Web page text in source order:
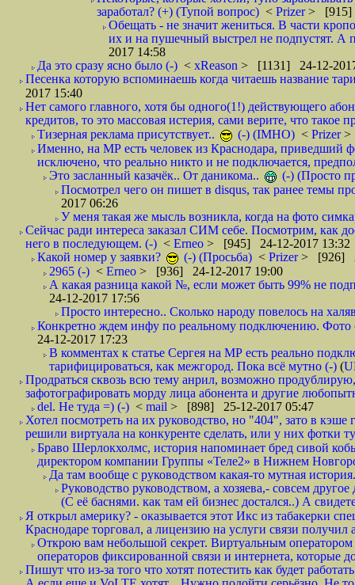
заработал? (+) (Тупой вопрос) < Prizer> [915]
Обещать - не значит жениться. В части
их и на пушечный выстрел не подпустят. А
2017 14:58
Да это сразу ясно было (-) < xReason > [1131] 24-12-
Песенка которую вспоминаешь когда читаешь название
2017 15:40
Нет самого главного, хотя бы одного(1!) действующего
кредитов, то это массовая истерия, сами верите, что такое
Тизерная реклама присутствует..
(-) (IMHO) < Prizer>
Именно, на МР есть человек из Краснодара, приведший
исключено, что реально никто и не подключается,
Это засланный казачёк.. От даникома..
(-) (Просто
Посмотрел чего он пишет в disqus, так ранее темы
2017 06:26
У меня такая же мысль возникла, когда на фото
Сейчас ради интереса заказал СИМ себе. Посмотрим, как
него в последующем. (-) < Erneo > [945] 24-12-2017 13:32
Какой номер у заявки?
(-) (Просьба) < Prizer> [926]
2965 (-) < Erneo > [936] 24-12-2017 19:00
А какая разница какой №, если может быть 99% не
24-12-2017 17:56
Просто интересно.. Сколько народу повелось на
Конкретно ждем инфу по реальному подключению. Фото
24-12-2017 17:23
В комментах к статье Сергея на МР есть реально
тарифицироваться, как межгород. Пока всё мутно (-) (
Продраться сквозь всю тему анрил, возможно
зафотографировать морду лица абонента и другие
del. Не туда =) (-) < mail > [898] 25-12-2017 05:47
Хотел посмотреть на их руководство, но "404", зато в
решили виртуала на конкуренте сделать, или у них фотки
Браво Шерлокхолмс, история напоминает бред сивой
директором компании Группы «Теле2» в Нижнем
Да там вообще с руководством какая-то мутная
Руководство руководством, а хозяева,- совсем
(С её баснями. как там ей бизнес достался..) А
Я открыл америку? - оказывается этот Икс из табакерки
Краснодаре торговал, а лицензию на услуги связи получил
Открою вам небольшой секрет. Виртуальным оператором
операторов фиксированной связи и интернета, которые
Пишут что из-за того что хотят потестить как будет